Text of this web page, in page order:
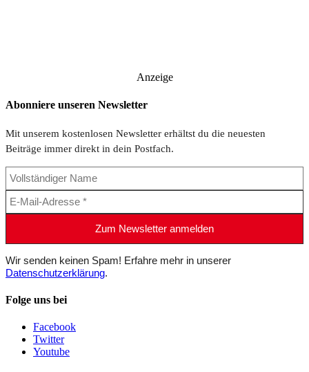
Anzeige
Abonniere unseren Newsletter
Mit unserem kostenlosen Newsletter erhältst du die neuesten
Beiträge immer direkt in dein Postfach.
Wir senden keinen Spam! Erfahre mehr in unserer
Datenschutzerklärung.
Folge uns bei
Facebook
Twitter
Youtube